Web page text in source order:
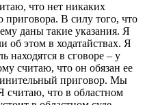
что нет никаких
приговора. В силу того, что
даны такие указания. Я
об этом в ходатайствах. Я
находятся в сговоре – у
считаю, что он обязан ее
приговор. Мы
считаю, что в областном